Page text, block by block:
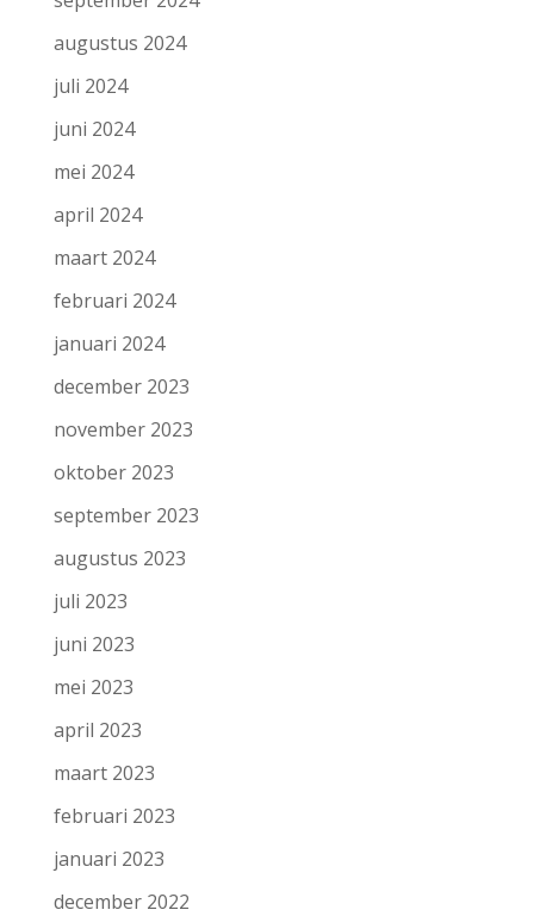
augustus 2024
juli 2024
juni 2024
mei 2024
april 2024
maart 2024
februari 2024
januari 2024
december 2023
november 2023
oktober 2023
september 2023
augustus 2023
juli 2023
juni 2023
mei 2023
april 2023
maart 2023
februari 2023
januari 2023
december 2022